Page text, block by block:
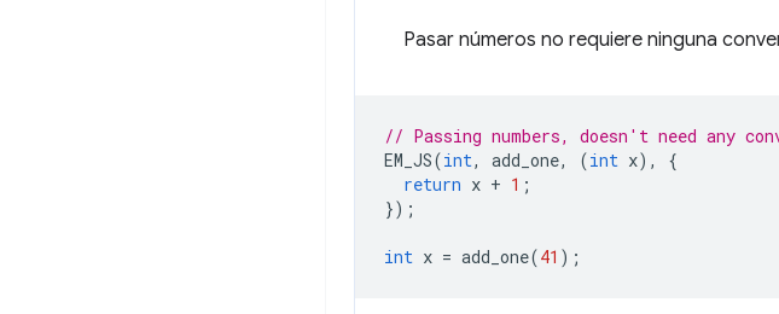
Pasar números no requiere ninguna
// Passing numbers, doesn't need any
EM_JS(int, add_one, (int x),
{
return x + 1 ;
});
int x = add_one(41 );